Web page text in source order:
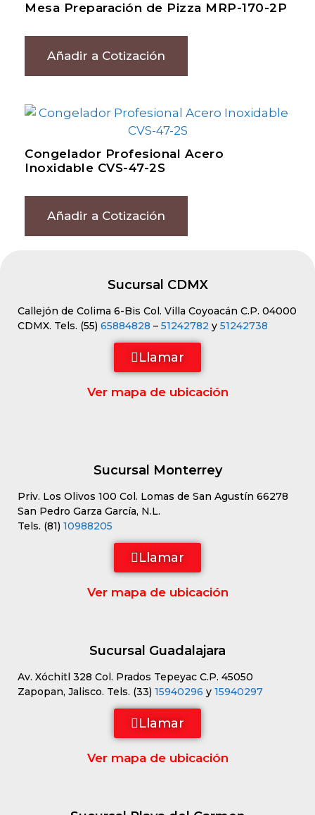
Mesa Preparación de Pizza MRP-170-2P
Añadir a Cotización
Congelador Profesional Acero
Inoxidable CVS-47-2S
Añadir a Cotización
Sucursal CDMX
Callejón de Colima 6-Bis Col. Villa Coyoacán C.P. 04000
CDMX. Tels. (55) 65884828 – 51242782 y 51242738
Llamar
Ver mapa de ubicación
Sucursal Monterrey
Priv. Los Olivos 100 Col. Lomas de San Agustín 66278
San Pedro Garza García, N.L.
Tels. (81) 10988205
Llamar
Ver mapa de ubicación
Sucursal Guadalajara
Av. Xóchitl 328 Col. Prados Tepeyac C.P. 45050
Zapopan, Jalisco. Tels. (33) 15940296 y 15940297
Llamar
Ver mapa de ubicación